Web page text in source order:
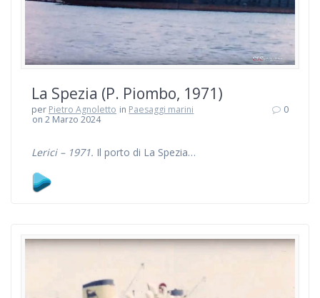
La Spezia (P. Piombo, 1971)
per Pietro Agnoletto in Paesaggi marini
on 2 Marzo 2024
0
Lerici – 1971. Il porto di La Spezia…